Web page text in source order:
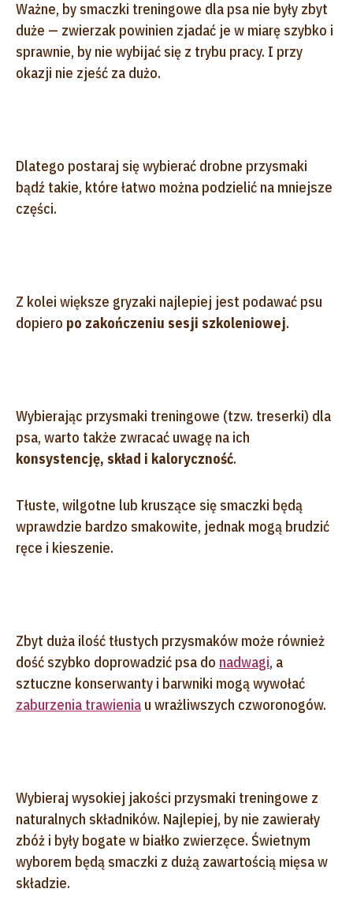
Ważne, by smaczki treningowe dla psa nie były zbyt
duże — zwierzak powinien zjadać je w miarę szybko i
sprawnie, by nie wybijać się z trybu pracy. I przy
okazji nie zjeść za dużo.
Dlatego postaraj się wybierać drobne przysmaki
bądź takie, które łatwo można podzielić na mniejsze
części.
Z kolei większe gryzaki najlepiej jest podawać psu
dopiero po zakończeniu sesji szkoleniowej.
Wybierając przysmaki treningowe (tzw. treserki) dla
psa, warto także zwracać uwagę na ich
konsystencję, skład i kaloryczność.
Tłuste, wilgotne lub kruszące się smaczki będą
wprawdzie bardzo smakowite, jednak mogą brudzić
ręce i kieszenie.
Zbyt duża ilość tłustych przysmaków może również
dość szybko doprowadzić psa do nadwagi, a
sztuczne konserwanty i barwniki mogą wywołać
zaburzenia trawienia u wrażliwszych czworonogów.
Wybieraj wysokiej jakości przysmaki treningowe z
naturalnych składników. Najlepiej, by nie zawierały
zbóż i były bogate w białko zwierzęce. Świetnym
wyborem będą smaczki z dużą zawartością mięsa w
składzie.